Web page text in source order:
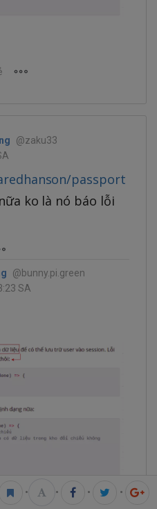
@zaku33
passport
ko là nó báo lỗi
@bunny.pi.green
SA
• • • •